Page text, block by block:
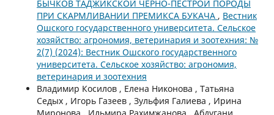
БЫЧКОВ ТАДЖИКСКОЙ ЧЕРНО-ПЕСТРОЙ ПОРОДЫ
ПРИ СКАРМЛИВАНИИ ПРЕМИКСА БУКАЧА , Вестник
Ошского государственного университета. Сельское
хозяйство: агрономия, ветеринария и зоотехния: №
2(7) (2024): Вестник Ошского государственного
университета. Сельское хозяйство: агрономия,
ветеринария и зоотехния
Владимир Косилов , Елена Никонова , Татьяна
Седых , Игорь Газеев , Зульфия Галиева , Ирина